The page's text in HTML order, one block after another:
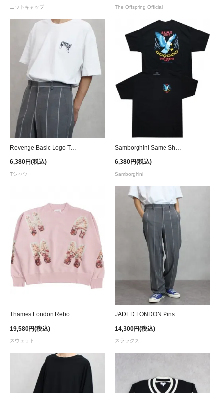
ニットキャップ The Offspring Official
Revenge Basic Logo T-Shirt / White
6,380円(税込)
Tシャツ
6,380円(税込)
Samborghini
19,580円(税込)
スウェット
14,300円(税込)
スラックス